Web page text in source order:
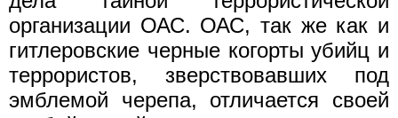
организации ОАС. ОАС, так же как и
гитлеровские черные когорты убийц и
террористов, зверствовавших под
эмблемой черепа, отличается своей